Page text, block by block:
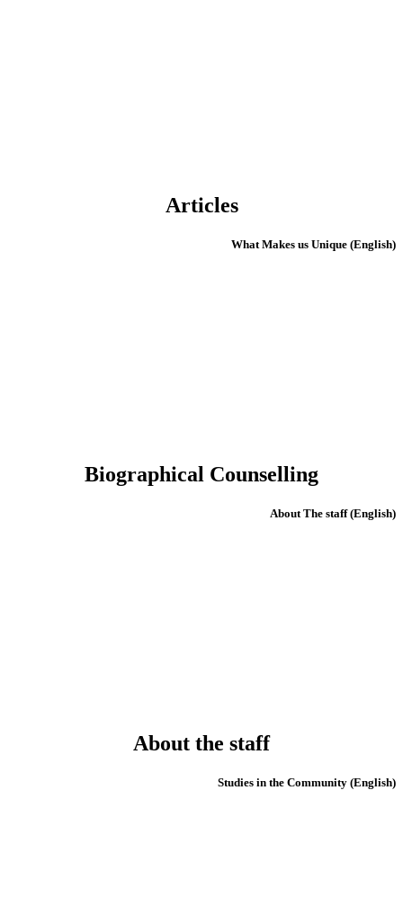
Articles
(English) What Makes us Unique
Biographical Counselling
(English) About The staff
About the staff
(English) Studies in the Community